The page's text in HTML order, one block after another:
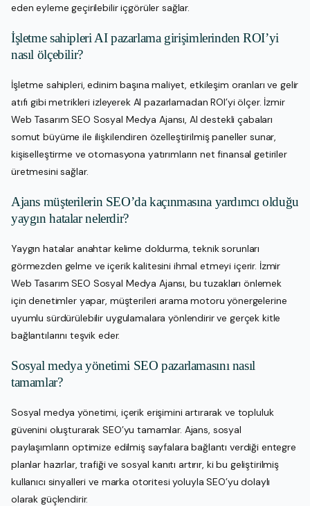
eden eyleme geçirilebilir içgörüler sağlar.
İşletme sahipleri AI pazarlama girişimlerinden ROI’yi
nasıl ölçebilir?
İşletme sahipleri, edinim başına maliyet, etkileşim oranları ve gelir
atıfı gibi metrikleri izleyerek AI pazarlamadan ROI’yi ölçer. İzmir
Web Tasarım SEO Sosyal Medya Ajansı, AI destekli çabaları
somut büyüme ile ilişkilendiren özelleştirilmiş paneller sunar,
kişiselleştirme ve otomasyona yatırımların net finansal getiriler
üretmesini sağlar.
Ajans müşterilerin SEO’da kaçınmasına yardımcı olduğu
yaygın hatalar nelerdir?
Yaygın hatalar anahtar kelime doldurma, teknik sorunları
görmezden gelme ve içerik kalitesini ihmal etmeyi içerir. İzmir
Web Tasarım SEO Sosyal Medya Ajansı, bu tuzakları önlemek
için denetimler yapar, müşterileri arama motoru yönergelerine
uyumlu sürdürülebilir uygulamalara yönlendirir ve gerçek kitle
bağlantılarını teşvik eder.
Sosyal medya yönetimi SEO pazarlamasını nasıl
tamamlar?
Sosyal medya yönetimi, içerik erişimini artırarak ve topluluk
güvenini oluşturarak SEO’yu tamamlar. Ajans, sosyal
paylaşımların optimize edilmiş sayfalara bağlantı verdiği entegre
planlar hazırlar, trafiği ve sosyal kanıtı artırır, ki bu geliştirilmiş
kullanıcı sinyalleri ve marka otoritesi yoluyla SEO’yu dolaylı
olarak güçlendirir.